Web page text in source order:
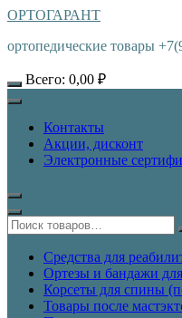
ОРТОГАРАНТ
ортопедические товары
Всего: 0,00 ₽
Контакты
Акции, дисконт
Электронные
Средства для
Ортезы и бандажи для
Корсеты для спины
Товары после